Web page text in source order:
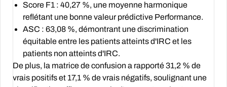
Score F1 : 40,27 %, une moyenne harmonique
reflétant une bonne valeur prédictive Performance.
ASC : 63,08 %, démontrant une discrimination
équitable entre les patients atteints d'IRC et les
patients non atteints d'IRC.
De plus, la matrice de confusion a rapporté 31,2 % de
vrais positifs et 17,1 % de vrais négatifs, soulignant une